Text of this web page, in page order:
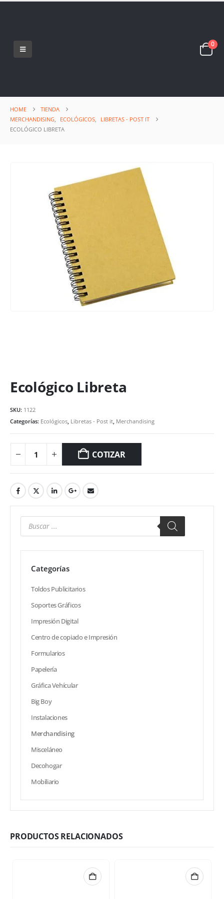
0
HOME
TIENDA
MERCHANDISING, ECOLÓGICOS,
LIBRETAS - POST IT
ECOLÓGICO LIBRETA
Ecológico Libreta
SKU: 1122
Categorías: Ecológicos, Libretas - Post it, Merchandising
COTIZAR
Categorías
Toldos Publicitarios
Soportes Gráficos
Impresión Digital
Centro de copiado e Impresión
Formularios
Papelería
Gráfica Vehícular
Big Boy
Instalaciones
Merchandising
Misceláneo
Decohogar
Mobiliario
PRODUCTOS RELACIONADOS